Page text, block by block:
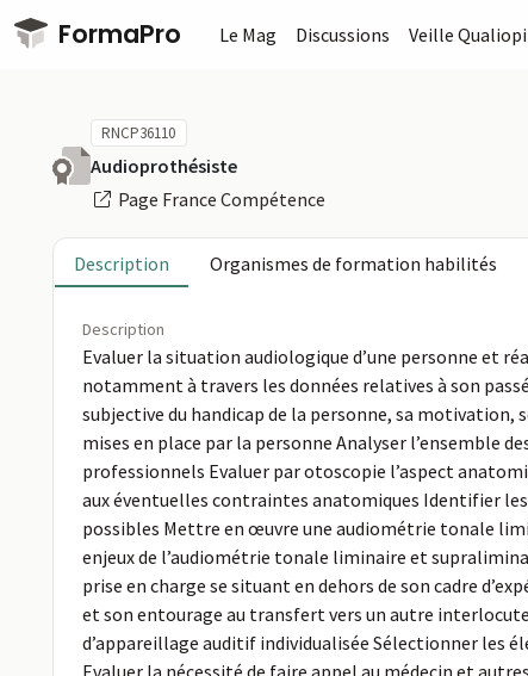
Passer au contenu principal
FormaPro Le Mag Discussions Veille Qualiopi
RNCP36110
Audioprothésiste
Page France Compétence
Description Organismes de formation habilités
Description
Evaluer la situation audiologique d’une personne et
notamment à travers les données relatives à son
subjective du handicap de la personne, sa motivation,
mises en place par la personne Analyser l’ensemble
professionnels Evaluer par otoscopie l’aspect
aux éventuelles contraintes anatomiques Identifier
possibles Mettre en œuvre une audiométrie tonale
enjeux de l’audiométrie tonale liminaire et
prise en charge se situant en dehors de son cadre
et son entourage au transfert vers un autre
d’appareillage auditif individualisée Sélectionner les
Evaluer la nécessité de faire appel au médecin et